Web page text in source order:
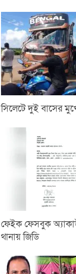
সিলেটে দুই বাসের
ফেইক ফেসবুক
থানায় জিডি